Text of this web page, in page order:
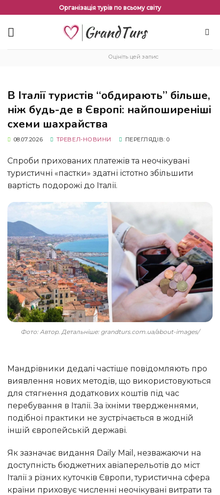
змісту
Організація турів по всьому світу
Оцініть цей запис
В Італії туристів “обдирають” більше,
ніж будь-де в Європі: найпоширеніші
схеми шахрайства
08.07.2026 ТРЕВЕЛ-НОВИНИ ПЕРЕГЛЯДІВ: 0
Спроби прихованих платежів та неочікувані
туристичні «пастки» здатні істотно збільшити
вартість подорожі до Італії.
Фото: Автор. Детальніше: grandturs.com.ua/about-images/
Мандрівники дедалі частіше повідомляють про
виявлення нових методів, що використовуються
для стягнення додаткових коштів під час
перебування в Італії. За їхніми твердженнями,
подібної практики не зустрічається в жодній
іншій європейській державі.
Як зазначає видання Daily Mail, незважаючи на
доступність бюджетних авіаперельотів до міст
Італії з різних куточків Європи, туристична сфера
країни приховує численні неочікувані витрати та